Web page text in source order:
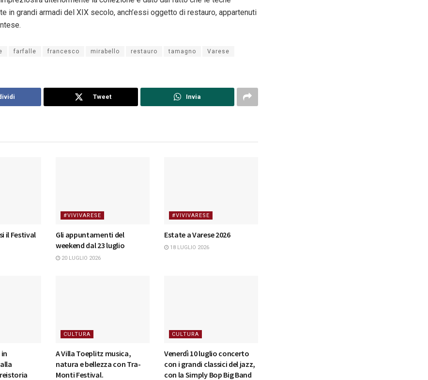
in grandi armadi del XIX secolo, anch’essi oggetto di restauro, appartenuti
farfalle francesco mirabello restauro tamagno Varese
Tweet Invia
il Festival
#VIVIVARESE
Gli appuntamenti del
weekend dal 23 luglio
20 LUGLIO 2026
#VIVIVARESE
Estate a Varese 2026
18 LUGLIO 2026
CULTURA
A Villa Toeplitz musica,
natura e bellezza con Tra-
Monti Festival.
CULTURA
Venerdì 10 luglio concerto
con i grandi classici del jazz,
con la Simply Bop Big Band